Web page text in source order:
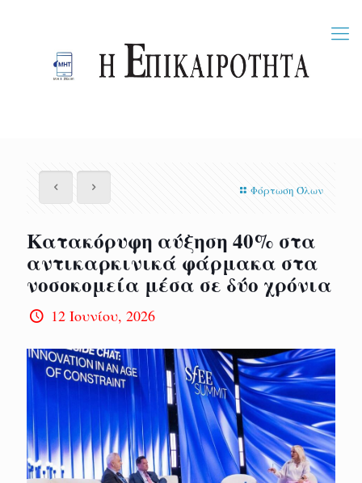
Φόρτωση Όλων
Κατακόρυφη αύξηση 40% στα
αντικαρκινικά φάρμακα στα
νοσοκομεία μέσα σε δύο χρόνια
12 Ιουνίου, 2026